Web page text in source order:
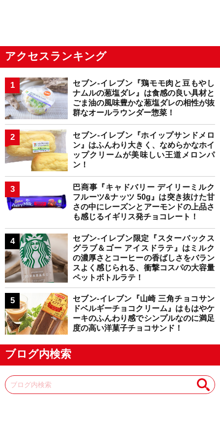
アクセスランキング
セブン-イレブン『鶏モモ肉と豆もやし
ナムルの葱塩ダレ』は食感の良い具材と
ごま油の風味豊かな葱塩ダレの相性が抜
群なオールラウンダー惣菜！
セブン-イレブン『ホイップサンドメロ
ン』はふんわり大きく、なめらかなホイ
ップクリームが美味しい王道メロンパ
ン！
巴商事『キャドバリー デイリーミルク
フルーツ&ナッツ 50g』は突き抜けた甘
さの中にレーズンとアーモンドの上品さ
も感じるイギリス発チョコレート！
セブン-イレブン限定『スターバックス
グラブ＆ゴー アイスドラテ』はミルク
の濃厚さとコーヒーの香ばしさをバラン
スよく感じられる、衝撃コスパの大容量
ペットボトルラテ！
セブン-イレブン『山崎 三角チョコサン
ドベルギーチョコクリーム』はもはやケ
ーキのふんわり感でシンプルなのに満足
度の高い洋菓子チョコサンド！
ブログ内検索